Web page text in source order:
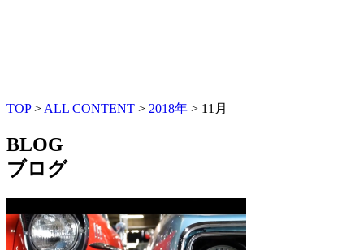
TOP> ALL CONTENT > 2018年 > 11月
BLOG
ブログ